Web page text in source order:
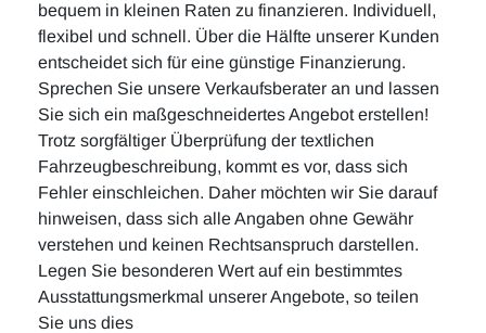
bequem in kleinen Raten zu finanzieren. Individuell,
flexibel und schnell. Über die Hälfte unserer Kunden
entscheidet sich für eine günstige Finanzierung.
Sprechen Sie unsere Verkaufsberater an und lassen
Sie sich ein maßgeschneidertes Angebot erstellen!
Trotz sorgfältiger Überprüfung der textlichen
Fahrzeugbeschreibung, kommt es vor, dass sich
Fehler einschleichen. Daher möchten wir Sie darauf
hinweisen, dass sich alle Angaben ohne Gewähr
verstehen und keinen Rechtsanspruch darstellen.
Legen Sie besonderen Wert auf ein bestimmtes
Ausstattungsmerkmal unserer Angebote, so teilen
Sie uns dies